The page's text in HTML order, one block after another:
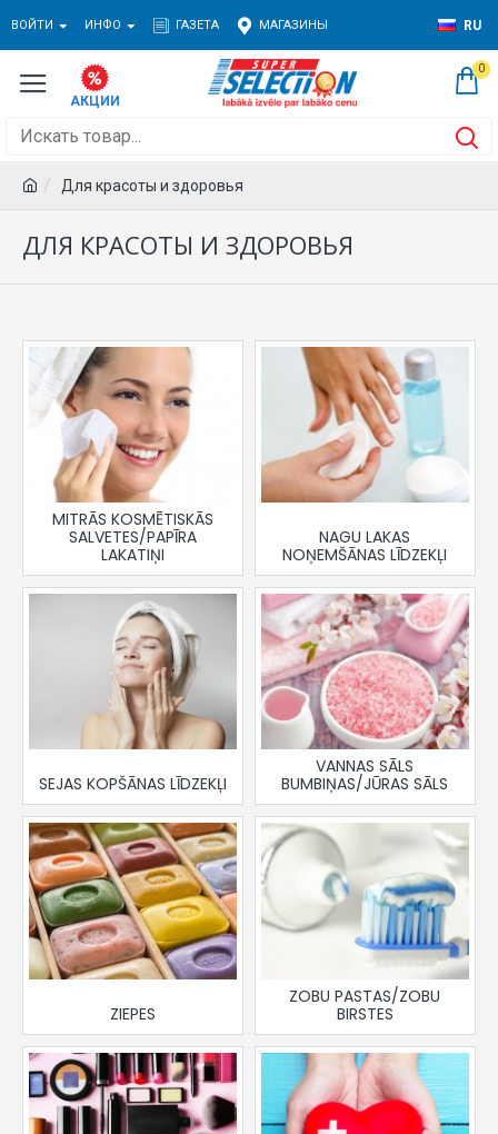
ВОЙТИ ИНФО ГАЗЕТА МАГАЗИНЫ RU
0
Для красоты и здоровья
ДЛЯ КРАСОТЫ И ЗДОРОВЬЯ
MITRĀS KOSMĒTISKĀS
SALVETES/PAPĪRA
LAKATIŅI
NAGU LAKAS
NOŅEMŠĀNAS LĪDZEKĻI
SEJAS KOPŠĀNAS LĪDZEKĻI
VANNAS SĀLS
BUMBIŅAS/JŪRAS SĀLS
ZIEPES
ZOBU PASTAS/ZOBU
BIRSTES